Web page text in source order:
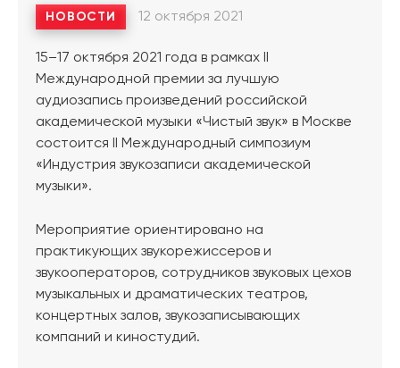
НОВОСТИ 12 октября 2021
15–17 октября 2021 года в рамках II
Международной премии за лучшую
аудиозапись произведений российской
академической музыки «Чистый звук» в Москве
состоится II Международный симпозиум
«Индустрия звукозаписи академической
музыки».
Мероприятие ориентировано на
практикующих звукорежиссеров и
звукооператоров, сотрудников звуковых цехов
музыкальных и драматических театров,
концертных залов, звукозаписывающих
компаний и киностудий.